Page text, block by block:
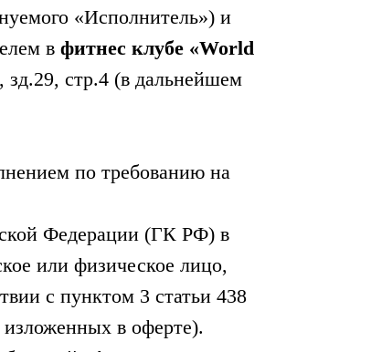
«Исполнитель») и
в фитнес клубе «World
зд.29, стр.4 (в дальнейшем
по требованию на
Федерации (ГК РФ) в
или физическое лицо,
с пунктом 3 статьи 438
в оферте).